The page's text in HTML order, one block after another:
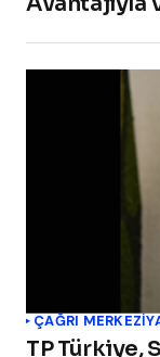
ÇAĞRI MERKEZI
TP Türkiye,